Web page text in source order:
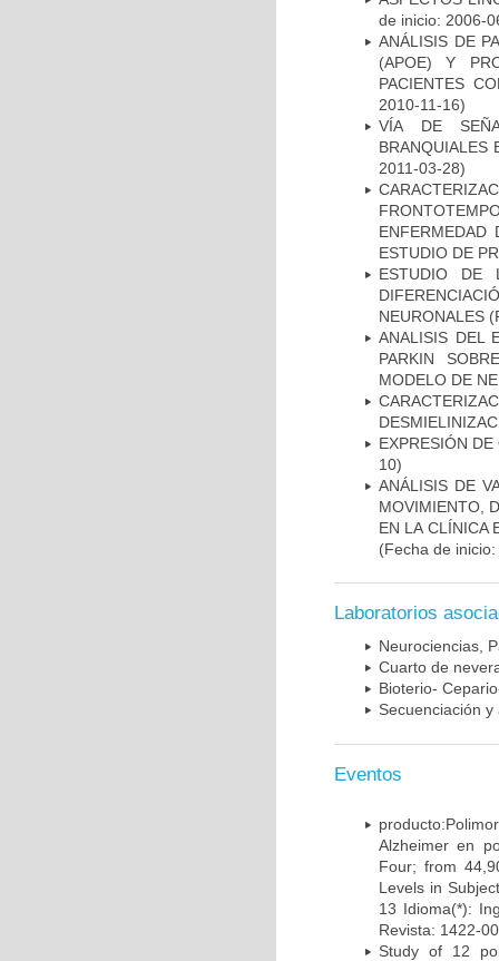
de inicio: 2006-
ANÁLISIS DE
(APOE) Y
PACIENTES
2010-11-16)
VÍA DE
BRANQUIALES
2011-03-28)
ENFERMEDAD
ESTUDIO DE
ESTUDIO DE
NEURONALES
ANALISIS DEL
PARKIN
MODELO DE
EXPRESIÓN
10)
ANÁLISIS DE
MOVIMIENTO,
EN LA CLÍNICA
(Fecha de
Laboratorios
Neurociencias,
Cuarto de
Bioterio-
Secuenciación
Eventos
Alzheimer en
Four; from
Levels in
13 Idioma(*):
Revista: 1422-
Study of 12